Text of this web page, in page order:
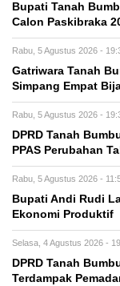
Bupati Tanah
Calon Paskibraka
Rabu, 5 Agustus 2026 -
Gatriwara Tanah
Simpang Empat
Rabu, 5 Agustus 2026 -
DPRD Tanah
PPAS Perubahan
Rabu, 5 Agustus 2026 -
Bupati Andi Rudi
Ekonomi Produktif
Selasa, 4 Agustus 2026 -
DPRD Tanah
Terdampak